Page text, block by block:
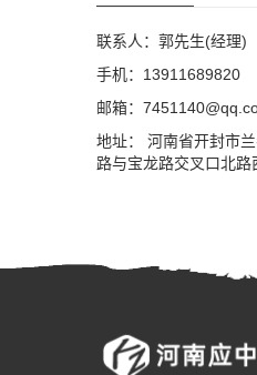
联系人：郭先生(经理)
手机：13911689820
邮箱：
地址： 河南省开封市
路与宝龙路交叉口北路